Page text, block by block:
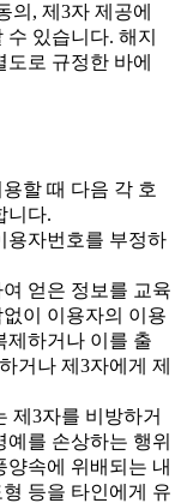
의, 제3자 제공에
있습니다. 해지
로 규정한 바에
할 때 다음 각 호
니다.
용자번호를 부정하
얻은 정보를 교육
이 이용자의 이용
제하거나 이를 출
거나 제3자에게 제
제3자를 비방하거
를 손상하는 행위
양속에 위배되는 내
등을 타인에게 유